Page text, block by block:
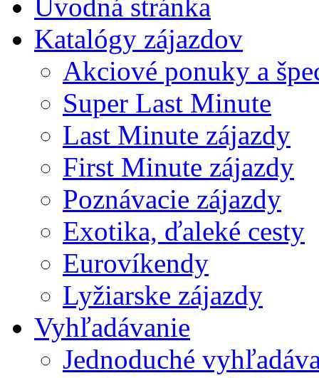
Úvodná stránka
Katalógy zájazdov
Akciové ponuky a
Super Last Minute
Last Minute zájazdy
First Minute zájazdy
Poznávacie zájazdy
Exotika, ďaleké cesty
Eurovíkendy
Lyžiarske zájazdy
Vyhľadávanie
Jednoduché